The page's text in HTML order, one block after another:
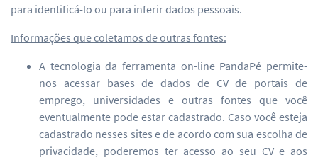
para identificá-lo ou para inferir dados pessoais.
Informações que coletamos de outras fontes:
A tecnologia da ferramenta on-line PandaPé permite-
nos acessar bases de dados de CV de portais de
emprego, universidades e outras fontes que você
eventualmente pode estar cadastrado. Caso você esteja
cadastrado nesses sites e de acordo com sua escolha de
privacidade, poderemos ter acesso ao seu CV e aos